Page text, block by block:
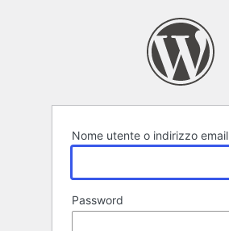
Nome utente o indirizzo email
Password